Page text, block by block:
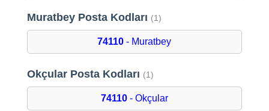
Muratbey Posta Kodları (1)
74110 - Muratbey
Okçular Posta Kodları (1)
74110- Okçular